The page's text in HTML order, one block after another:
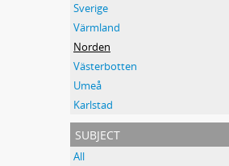
Sverige
Värmland
Norden
Västerbotten
Umeå
Karlstad
subject
All